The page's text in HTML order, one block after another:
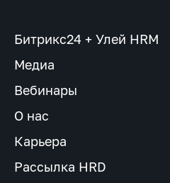
Битрикс24 + Улей HRM
Медиа
Вебинары
О нас
Карьера
Рассылка HRD